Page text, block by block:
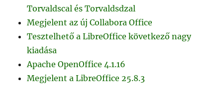
Torvaldscal és Torvaldsdzal
Megjelent az új Collabora Office
Tesztelhető a LibreOffice következő nagy
kiadása
Apache OpenOffice 4.1.16
Megjelent a LibreOffice 25.8.3